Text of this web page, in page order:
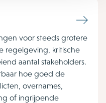
voor steeds grotere
regelgeving, kritische
aantal stakeholders.
hoe goed de
overnames,
of ingrijpende